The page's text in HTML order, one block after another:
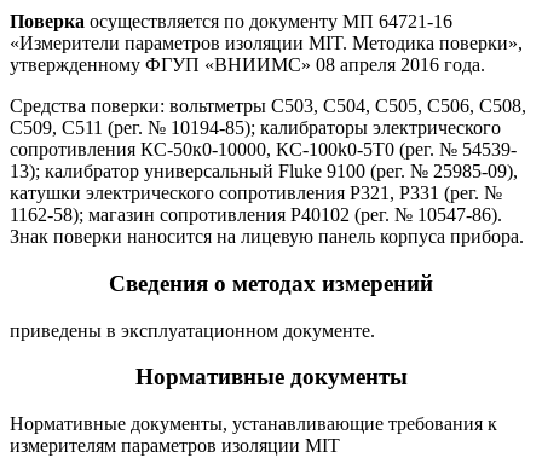
Поверка осуществляется по документу МП 64721-16
«Измерители параметров изоляции MIT. Методика поверки»,
утвержденному ФГУП «ВНИИМС» 08 апреля 2016 года.
Средства поверки: вольтметры С503, С504, С505, С506, С508,
С509, С511 (рег. № 10194-85); калибраторы электрического
сопротивления КС-50к0-10000, КС-100k0-5T0 (рег. № 54539-
13); калибратор универсальный Fluke 9100 (рег. № 25985-09),
катушки электрического сопротивления Р321, Р331 (рег. №
1162-58); магазин сопротивления Р40102 (рег. № 10547-86).
Знак поверки наносится на лицевую панель корпуса прибора.
Сведения о методах измерений
приведены в эксплуатационном документе.
Нормативные документы
Нормативные документы, устанавливающие требования к
измерителям параметров изоляции MIT